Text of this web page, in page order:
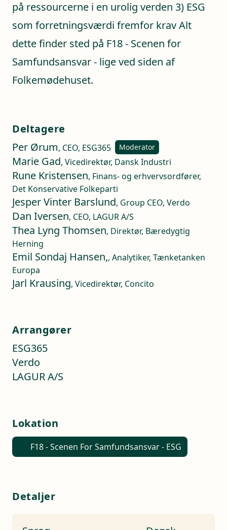
på ressourcerne i en urolig verden 3) ESG
som forretningsværdi fremfor krav Alt
dette finder sted på F18 - Scenen for
Samfundsansvar - lige ved siden af
Folkemødehuset.
Deltagere
Per Ørum, CEO, ESG365 Moderator
Marie Gad, Vicedirektør, Dansk Industri
Rune Kristensen, Finans- og erhvervsordfører,
Det Konservative Folkeparti
Jesper Vinter Barslund, Group CEO, Verdo
Dan Iversen, CEO, LAGUR A/S
Thea Lyng Thomsen, Direktør, Bæredygtig
Herning
Emil Sondaj Hansen,, Analytiker, Tænketanken
Europa
Jarl Krausing, Vicedirektør, Concito
Arrangører
ESG365
Verdo
LAGUR A/S
Lokation
F18 - Scenen For Samfundsansvar - ESG
Detaljer